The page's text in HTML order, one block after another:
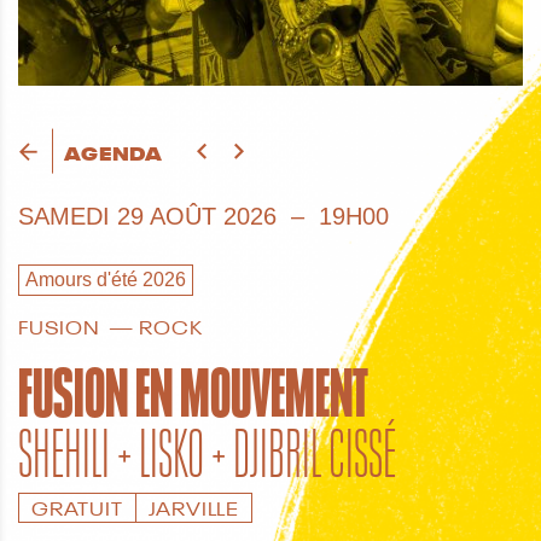
AGENDA
SAMEDI 29 AOÛT 2026 19H00
Amours d'été 2026
FUSION ROCK
FUSION EN MOUVEMENT
SHEHILI + LISKO + DJIBRIL CISSÉ
GRATUIT JARVILLE